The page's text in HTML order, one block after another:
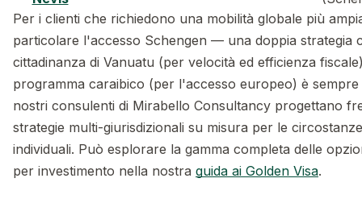
Per i clienti che richiedono una mobilità globale più
particolare l'accesso Schengen — una doppia strategia
cittadinanza di Vanuatu (per velocità ed efficienza
programma caraibico (per l'accesso europeo) è
nostri consulenti di Mirabello Consultancy progettano
strategie multi-giurisdizionali su misura per le
individuali. Può esplorare la gamma completa delle
per investimento nella nostra guida ai Golden Visa.